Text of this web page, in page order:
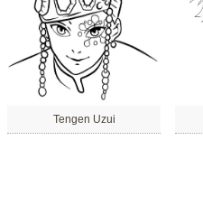
Tengen Uzui